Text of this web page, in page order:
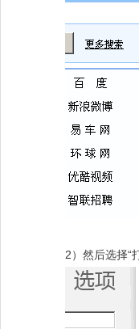
2）然后选择“